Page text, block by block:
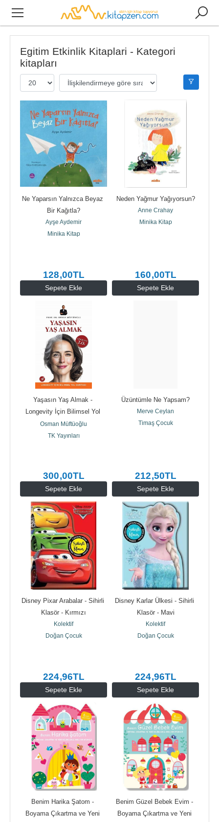
Egitim Etkinlik Kitaplari - Kategori
kitapları
Sepete Ekle
Ne Yaparsın Yalnızca Beyaz
Bir Kağıtla?
Ayşe Aydemir
Minika Kitap
128,00TL
Sepete Ekle
Neden Yağmur Yağıyorsun?
Anne Crahay
Minika Kitap
160,00TL
Sepete Ekle
Yaşasın Yaş Almak -
Longevity İçin Bilimsel Yol
Haritası
Osman Müftüoğlu
TK Yayınları
300,00TL
Sepete Ekle
Üzüntümle Ne Yapsam?
Merve Ceylan
Timaş Çocuk
212,50TL
Sepete Ekle
Disney Pixar Arabalar - Sihirli
Klasör - Kırmızı
Kolektif
Doğan Çocuk
224,96TL
Sepete Ekle
Disney Karlar Ülkesi - Sihirli
Klasör - Mavi
Kolektif
Doğan Çocuk
224,96TL
Benim Harika Şatom -
Boyama Çıkartma ve Yeni
Benim Güzel Bebek Evim -
Boyama Çıkartma ve Yeni